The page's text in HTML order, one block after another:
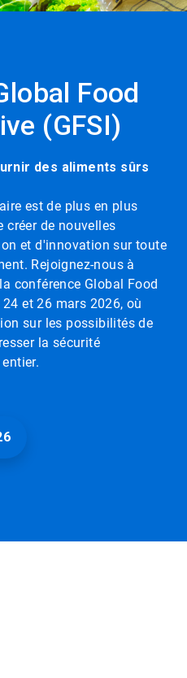
Food
(GFSI)
des aliments sûrs
est de plus en plus
créer de nouvelles
et d'innovation sur toute
Rejoignez-nous à
conférence Global Food
et 26 mars 2026, où
sur les possibilités de
la sécurité